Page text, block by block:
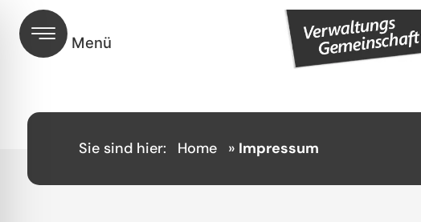
Sie sind hier: Home » Impressum